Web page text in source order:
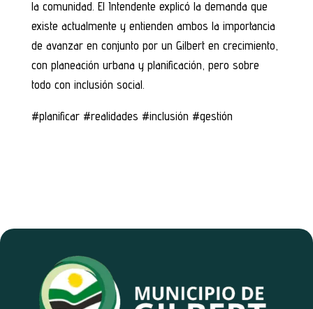
la comunidad. El Intendente explicó la demanda que
existe actualmente y entienden ambos la importancia
de avanzar en conjunto por un Gilbert en crecimiento,
con planeación urbana y planificación, pero sobre
todo con inclusión social.
#planificar #realidades #inclusión #gestión